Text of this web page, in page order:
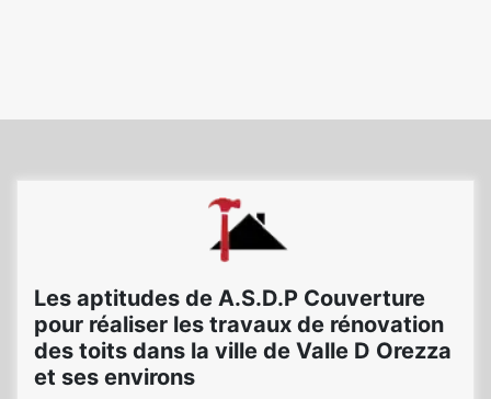
Les aptitudes de A.S.D.P Couverture
pour réaliser les travaux de rénovation
des toits dans la ville de Valle D Orezza
et ses environs